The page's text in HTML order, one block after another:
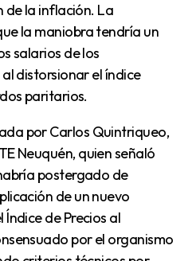
de la inflación. La
la maniobra tendría un
salarios de los
distorsionar el índice
paritarios.
Neuquén, quien señaló
postergado de
de un nuevo
de Precios al
por el organismo